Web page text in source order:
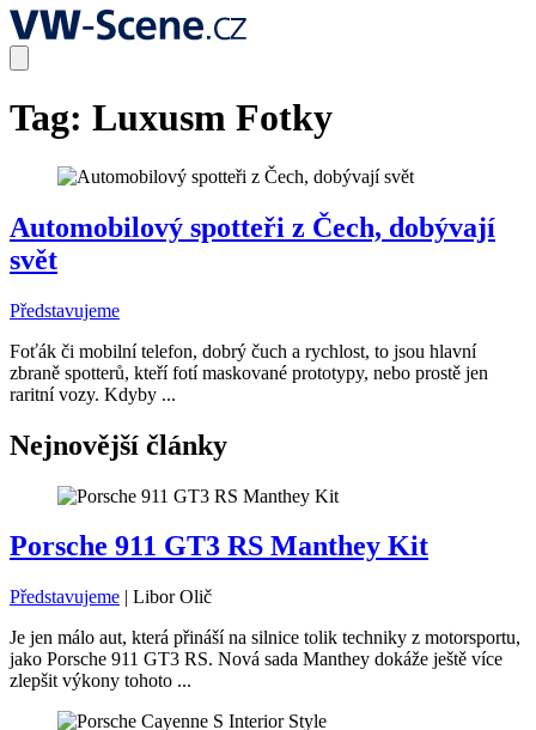
Tag: Luxusm Fotky
Automobilový spotteři z Čech, dobývají
svět
Představujeme
Foťák či mobilní telefon, dobrý čuch a rychlost, to jsou hlavní
zbraně spotterů, kteří fotí maskované prototypy, nebo prostě jen
raritní vozy. Kdyby ...
Nejnovější články
Porsche 911 GT3 RS Manthey Kit
Představujeme | Libor Olič
Je jen málo aut, která přináší na silnice tolik techniky z motorsportu,
jako Porsche 911 GT3 RS. Nová sada Manthey dokáže ještě více
zlepšit výkony tohoto ...